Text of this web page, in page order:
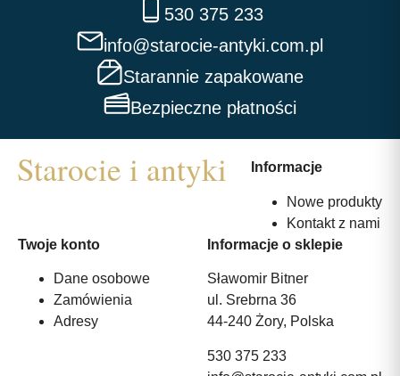
530 375 233
info@starocie-antyki.com.pl
Starannie zapakowane
Bezpieczne płatności
Informacje
Nowe produkty
Kontakt z nami
Twoje konto
Dane osobowe
Zamówienia
Adresy
Informacje o sklepie
Sławomir Bitner
ul. Srebrna 36
44-240 Żory, Polska
530 375 233